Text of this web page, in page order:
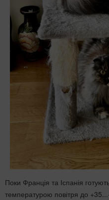
Поки Франція та Іспанія
температурою повітря до